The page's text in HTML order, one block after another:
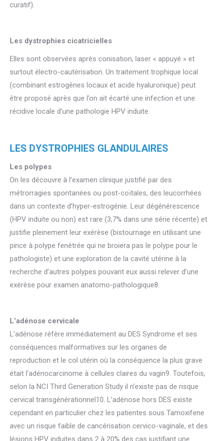
curatif).
Les dystrophies cicatricielles
Elles sont observées après conisation, laser « appuyé » et
surtout électro-cautérisation. Un traitement trophique local
(combinant estrogènes locaux et acide hyaluronique) peut
être proposé après que l’on ait écarté une infection et une
récidive locale d’une pathologie HPV induite.
LES DYSTROPHIES GLANDULAIRES
Les polypes
On les découvre à l’examen clinique justifié par des
métrorragies spontanées ou post-coïtales, des leucorrhées
dans un contexte d’hyper-estrogénie. Leur dégénérescence
(HPV induite ou non) est rare (3,7% dans une série récente) et
justifie pleinement leur exérèse (bistournage en utilisant une
pince à polype fenêtrée qui ne broiera pas le polype pour le
pathologiste) et une exploration de la cavité utérine à la
recherche d’autres polypes pouvant eux aussi relever d’une
exérèse pour examen anatomo-pathologique8.
L’adénose cervicale
L’adénose réfère immédiatement au DES Syndrome et ses
conséquences malformatives sur les organes de
reproduction et le col utérin où la conséquence la plus grave
était l’adénocarcinome à cellules claires du vagin9. Toutefois,
selon la NCI Third Generation Study il n’existe pas de risque
cervical transgénérationnel10. L’adénose hors DES existe
cependant en particulier chez les patientes sous Tamoxifene
avec un risque faible de cancérisation cervico-vaginale, et des
lésions HPV induites dans 2 à 20% des cas justifiant une